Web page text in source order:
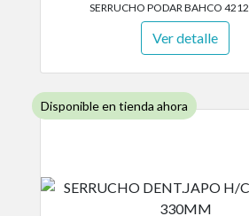
SERRUCHO PODAR BAHCO
Ver detalle
Disponible en tienda ahora